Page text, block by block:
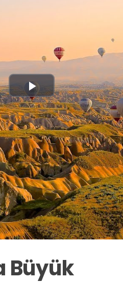
Play
Video
Büyük